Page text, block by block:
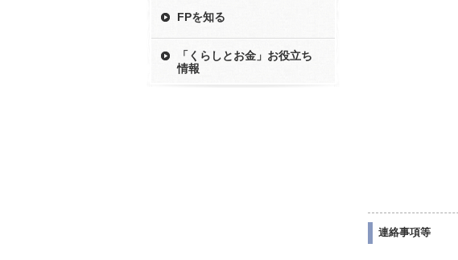
FPを知る
「くらしとお金」お役立ち
情報
連絡事項等